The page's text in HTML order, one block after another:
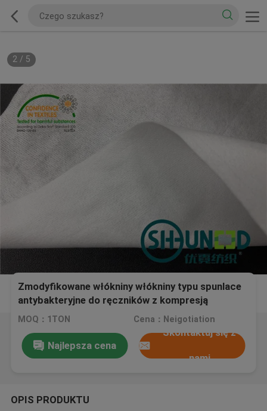
2/ 5
Zmodyfikowane włókniny włókniny typu spunlace
antybakteryjne do ręczników z kompresją
MOQ：1TON Cena：Neigotiation
Najlepsza cena
Skontaktuj się z
nami
OPIS PRODUKTU